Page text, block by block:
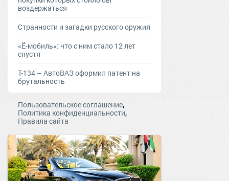
воздержаться
Странности и загадки русского оружия
«Ё-мобиль»: что с ним стало 12 лет
спустя
Т-134 – АвтоВАЗ оформил патент на
брутальность
Пользовательское соглашение,
Политика конфиденциальности,
Правила сайта